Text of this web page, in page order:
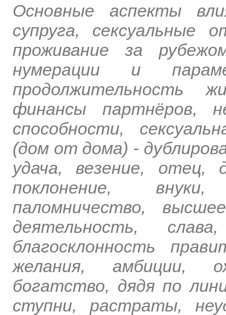
Основные аспекты
супруга, сексуальные
проживание за
нумерации и
продолжительность
финансы партнёров,
способности,
(дом от дома) -
удача, везение, отец,
поклонение,
паломничество,
деятельность,
благосклонность
желания, амбиции,
богатство, дядя по
ступни, растраты,